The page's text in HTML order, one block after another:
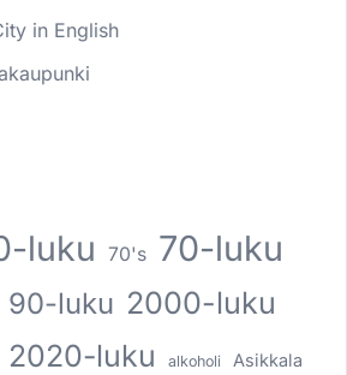
in English
luku 70's 70-luku
90-luku 2000-luku
2020-luku alkoholi Asikkala